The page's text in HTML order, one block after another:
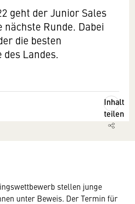
geht der Junior Sales
nächste Runde. Dabei
die besten
Landes.
Inhalt
teilen
stellen junge
unter Beweis. Der Termin für